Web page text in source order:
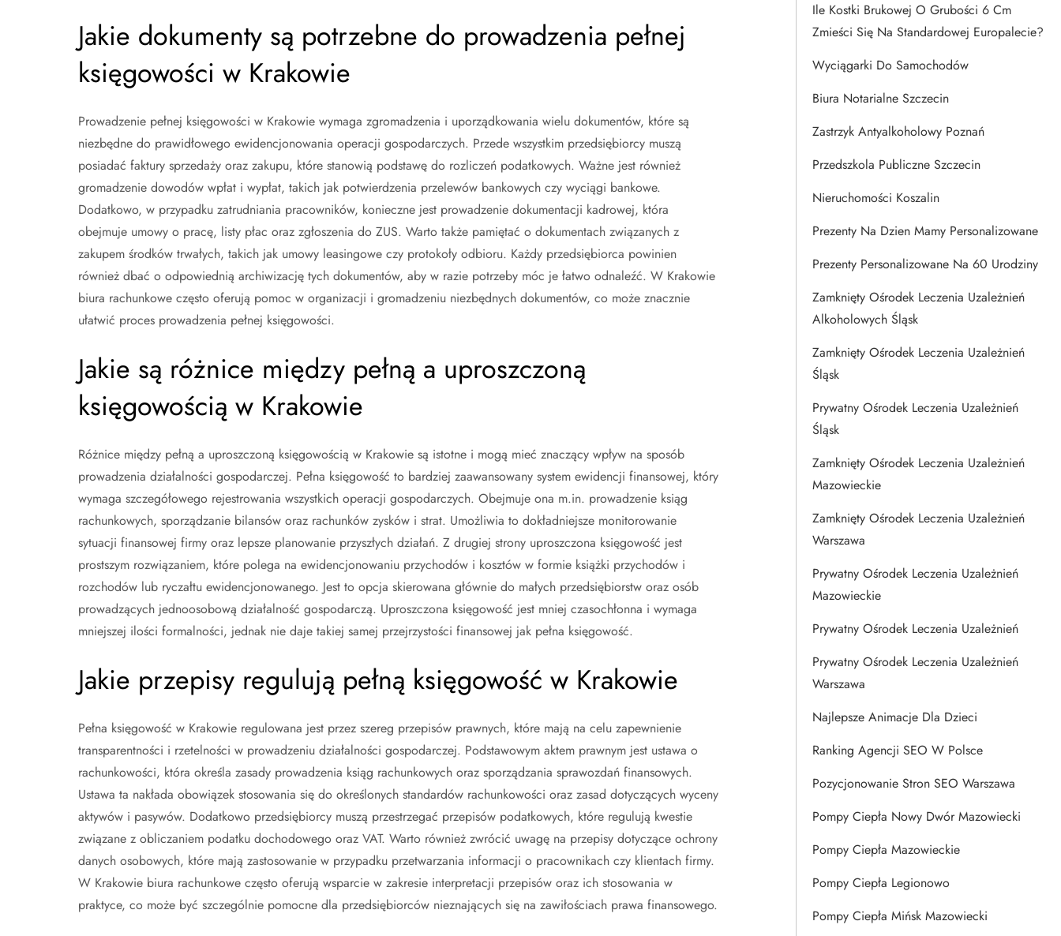
Jakie dokumenty są potrzebne do prowadzenia pełnej
księgowości w Krakowie
Prowadzenie pełnej księgowości w Krakowie wymaga zgromadzenia i uporządkowania wielu dokumentów, które są
niezbędne do prawidłowego ewidencjonowania operacji gospodarczych. Przede wszystkim przedsiębiorcy muszą
posiadać faktury sprzedaży oraz zakupu, które stanowią podstawę do rozliczeń podatkowych. Ważne jest również
gromadzenie dowodów wpłat i wypłat, takich jak potwierdzenia przelewów bankowych czy wyciągi bankowe.
Dodatkowo, w przypadku zatrudniania pracowników, konieczne jest prowadzenie dokumentacji kadrowej, która
obejmuje umowy o pracę, listy płac oraz zgłoszenia do ZUS. Warto także pamiętać o dokumentach związanych z
zakupem środków trwałych, takich jak umowy leasingowe czy protokoły odbioru. Każdy przedsiębiorca powinien
również dbać o odpowiednią archiwizację tych dokumentów, aby w razie potrzeby móc je łatwo odnaleźć. W Krakowie
biura rachunkowe często oferują pomoc w organizacji i gromadzeniu niezbędnych dokumentów, co może znacznie
ułatwić proces prowadzenia pełnej księgowości.
Jakie są różnice między pełną a uproszczoną
księgowością w Krakowie
Różnice między pełną a uproszczoną księgowością w Krakowie są istotne i mogą mieć znaczący wpływ na sposób
prowadzenia działalności gospodarczej. Pełna księgowość to bardziej zaawansowany system ewidencji finansowej, który
wymaga szczegółowego rejestrowania wszystkich operacji gospodarczych. Obejmuje ona m.in. prowadzenie ksiąg
rachunkowych, sporządzanie bilansów oraz rachunków zysków i strat. Umożliwia to dokładniejsze monitorowanie
sytuacji finansowej firmy oraz lepsze planowanie przyszłych działań. Z drugiej strony uproszczona księgowość jest
prostszym rozwiązaniem, które polega na ewidencjonowaniu przychodów i kosztów w formie książki przychodów i
rozchodów lub ryczałtu ewidencjonowanego. Jest to opcja skierowana głównie do małych przedsiębiorstw oraz osób
prowadzących jednoosobową działalność gospodarczą. Uproszczona księgowość jest mniej czasochłonna i wymaga
mniejszej ilości formalności, jednak nie daje takiej samej przejrzystości finansowej jak pełna księgowość.
Jakie przepisy regulują pełną księgowość w Krakowie
Pełna księgowość w Krakowie regulowana jest przez szereg przepisów prawnych, które mają na celu zapewnienie
transparentności i rzetelności w prowadzeniu działalności gospodarczej. Podstawowym aktem prawnym jest ustawa o
rachunkowości, która określa zasady prowadzenia ksiąg rachunkowych oraz sporządzania sprawozdań finansowych.
Ustawa ta nakłada obowiązek stosowania się do określonych standardów rachunkowości oraz zasad dotyczących wyceny
aktywów i pasywów. Dodatkowo przedsiębiorcy muszą przestrzegać przepisów podatkowych, które regulują kwestie
związane z obliczaniem podatku dochodowego oraz VAT. Warto również zwrócić uwagę na przepisy dotyczące ochrony
danych osobowych, które mają zastosowanie w przypadku przetwarzania informacji o pracownikach czy klientach firmy.
W Krakowie biura rachunkowe często oferują wsparcie w zakresie interpretacji przepisów oraz ich stosowania w
praktyce, co może być szczególnie pomocne dla przedsiębiorców nieznających się na zawiłościach prawa finansowego.
Ile Kostki Brukowej O Grubości 6 Cm
Zmieści Się Na Standardowej Europalecie?
Wyciągarki Do Samochodów
Biura Notarialne Szczecin
Zastrzyk Antyalkoholowy Poznań
Przedszkola Publiczne Szczecin
Nieruchomości Koszalin
Prezenty Na Dzien Mamy Personalizowane
Prezenty Personalizowane Na 60 Urodziny
Zamknięty Ośrodek Leczenia Uzależnień
Alkoholowych Śląsk
Zamknięty Ośrodek Leczenia Uzależnień
Śląsk
Prywatny Ośrodek Leczenia Uzależnień
Śląsk
Zamknięty Ośrodek Leczenia Uzależnień
Mazowieckie
Zamknięty Ośrodek Leczenia Uzależnień
Warszawa
Prywatny Ośrodek Leczenia Uzależnień
Mazowieckie
Prywatny Ośrodek Leczenia Uzależnień
Prywatny Ośrodek Leczenia Uzależnień
Warszawa
Najlepsze Animacje Dla Dzieci
Ranking Agencji SEO W Polsce
Pozycjonowanie Stron SEO Warszawa
Pompy Ciepła Nowy Dwór Mazowiecki
Pompy Ciepła Mazowieckie
Pompy Ciepła Legionowo
Pompy Ciepła Mińsk Mazowiecki